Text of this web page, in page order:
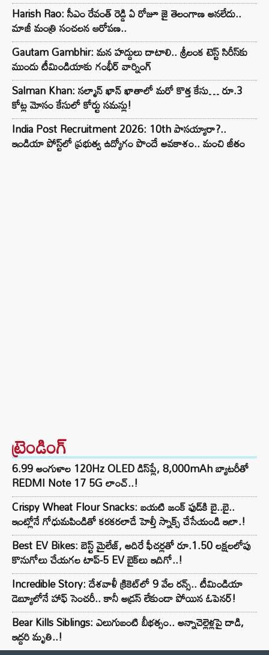
Harish Rao: సీఎం రేవంత్ రెడ్డి ఏ రోజూ జై తెలంగాణ అనలేదు..
మాజీ మంత్రి సంచలన ఆరోపణ..
Gautam Gambhir: మన హద్దులు దాటాలి.. శ్రీలంక టెస్ట్ సిరీస్‌కు
ముందు టీమిండియాకు గంభీర్ వార్నింగ్
Salman Khan: సల్మాన్ ఖాన్ ఖాతాలో మరో కొత్త కేసు… రూ.3
కోట్ల మోసం కేసులో కోర్టు సమన్లు!
India Post Recruitment 2026: 10th పాసయ్యారా?..
ఇండియా పోస్ట్‌లో ప్రభుత్వ ఉద్యోగం పొందే అవకాశం.. మంచి జీతం
ట్రెండింగ్‌
6.99 అంగుళాల 120Hz OLED డిస్‌ప్లే, 8,000mAh బ్యాటరీతో
REDMI Note 17 5G లాంచ్..!
Crispy Wheat Flour Snacks: బయటి జంక్ ఫుడ్‌కి బై..బై..
ఇంట్లోనే గోధుమపిండితో కరకరలాడే హెల్తీ స్నాక్స్ చేసేయండి ఇలా.!
Best EV Bikes: బెస్ట్ మైలేజ్, అదిరే ఫీచర్లతో రూ.1.50 లక్షలలోపు
కొనుగోలు చేయగల టాప్-5 EV బైక్‌లు ఇదిగో..!
Incredible Story: దేశవాళీ క్రికెట్‌లో 9 వేల రన్స్.. టీమిండియా
డెబ్యూలోనే హాఫ్ సెంచరీ.. కానీ అడ్రస్ లేకుండా పోయిన ఓపెనర్!
Bear Kills Siblings: ఎలుగుబంటి బీభత్సం.. అన్నాచెల్లెళ్లపై దాడి,
ఇద్దరి మృతి..!